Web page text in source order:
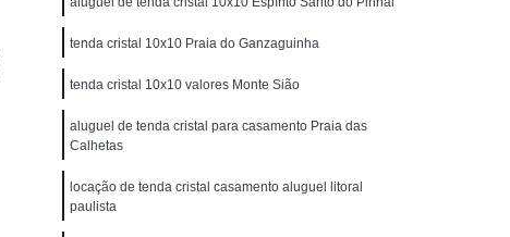
tenda cristal 10x10 Praia do Ganzaguinha
tenda cristal 10x10 valores Monte Sião
aluguel de tenda cristal para casamento Praia das
Calhetas
locação de tenda cristal casamento aluguel litoral
paulista